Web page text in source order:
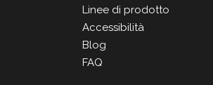
Linee di prodotto
Accessibilità
Blog
FAQ